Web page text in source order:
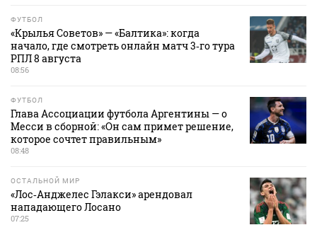
ФУТБОЛ
«Крылья Советов» — «Балтика»: когда
начало, где смотреть онлайн матч 3‑го тура
РПЛ 8 августа
08:56
ФУТБОЛ
Глава Ассоциации футбола Аргентины — о
Месси в сборной: «Он сам примет решение,
которое сочтет правильным»
08:48
ОСТАЛЬНОЙ МИР
«Лос‑Анджелес Гэлакси» арендовал
нападающего Лосано
07:25